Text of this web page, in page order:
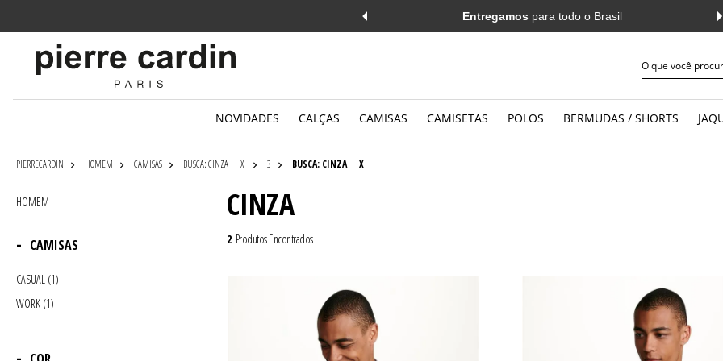
Entregamos para todo o Brasil
NOVIDADES CALÇAS CAMISAS CAMISETAS POLOS BERMUDAS / SHORTS
PIERRECARDIN HOMEM CAMISAS BUSCA: CINZA X 3 BUSCA: CINZA X
HOMEM
CAMISAS
CASUAL (1)
WORK (1)
CINZA
2 Produtos Encontrados